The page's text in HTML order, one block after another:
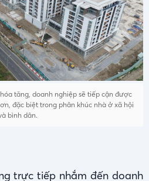
tăng, doanh nghiệp sẽ tiếp cận được
đặc biệt trong phân khúc nhà ở xã hội
bình dân.
trực tiếp nhắm đến doanh